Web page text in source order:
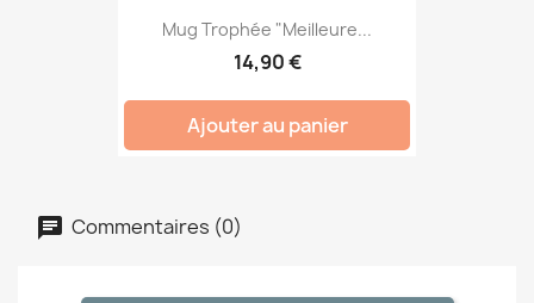
Mug Trophée "Meilleure...
14,90 €
Ajouter au panier
Commentaires (0)